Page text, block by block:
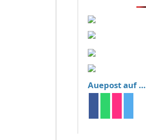
Auepost auf …